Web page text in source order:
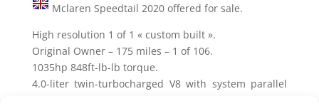
Mclaren Speedtail 2020 offered for sale.
High resolution 1 of 1 « custom built ».
Original Owner – 175 miles – 1 of 106.
1035hp 848ft-lb-lb torque.
4.0-liter twin-turbocharged V8 with system parallel